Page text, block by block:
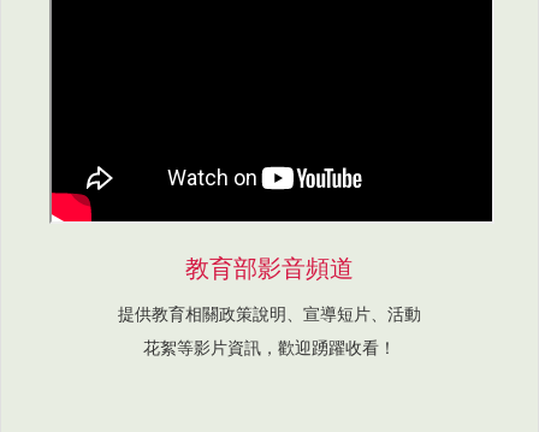
教育部影音頻道
提供教育相關政策說明、宣導短片、活動
花絮等影片資訊，歡迎踴躍收看！